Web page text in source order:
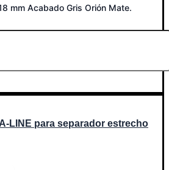
mm Acabado Gris Orión Mate.
LINE para separador estrecho